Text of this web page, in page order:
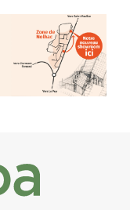
et
off du festival
vous